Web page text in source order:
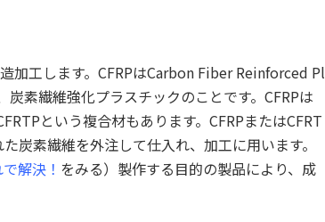
加工します。CFRPはCarbon Fiber Reinforced Pl
素繊維強化プラスチックのことです。CFRPは
という複合材もあります。CFRPまたはCFRT
炭素繊維を外注して仕入れ、加工に用います。
解決！ をみる）製作する目的の製品により、成